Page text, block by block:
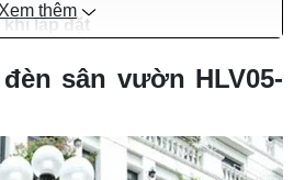
lắp đặt
HLV05-CH07-5-5DD
Xem thêm
sân vườn HLV05-